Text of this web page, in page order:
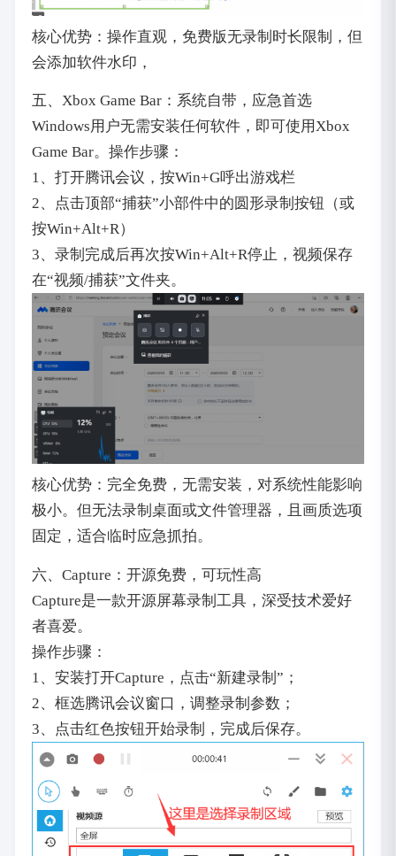
核心优势：操作直观，免费版无录制时长限制，但
会添加软件水印，
五、Xbox Game Bar：系统自带，应急首选
Windows用户无需安装任何软件，即可使用Xbox
Game Bar。操作步骤：
1、打开腾讯会议，按Win+G呼出游戏栏
2、点击顶部“捕获”小部件中的圆形录制按钮（或
按Win+Alt+R）
3、录制完成后再次按Win+Alt+R停止，视频保存
在“视频/捕获”文件夹。
核心优势：完全免费，无需安装，对系统性能影响
极小。但无法录制桌面或文件管理器，且画质选项
固定，适合临时应急抓拍。
六、Capture：开源免费，可玩性高
Capture是一款开源屏幕录制工具，深受技术爱好
者喜爱。
操作步骤：
1、安装打开Capture，点击“新建录制”；
2、框选腾讯会议窗口，调整录制参数；
3、点击红色按钮开始录制，完成后保存。